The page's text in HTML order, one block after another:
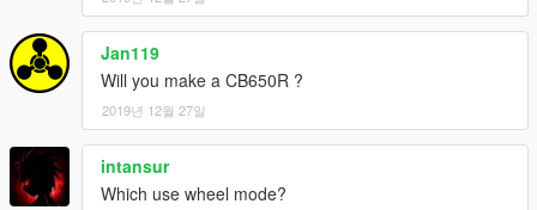
Jan119
Will you make a CB650R ?
2019년 12월 27일
intansur
Which use wheel mode?